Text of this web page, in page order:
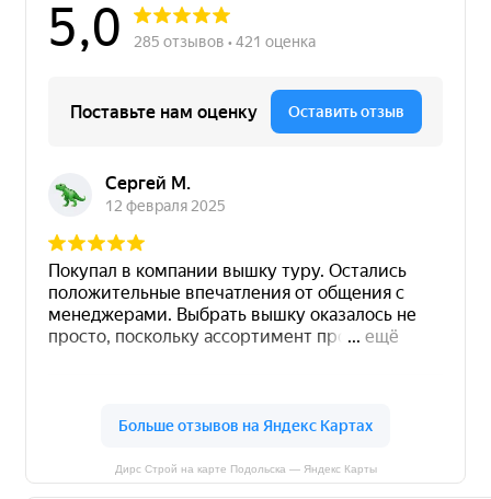
Дирс Строй на карте Подольска — Яндекс Карты